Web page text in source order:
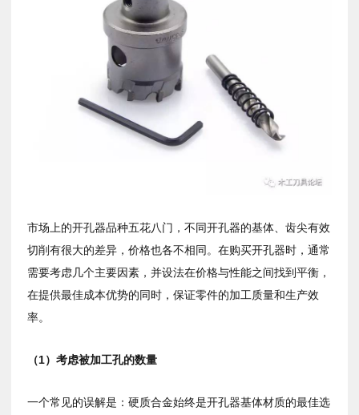
市场上的开孔器品种五花八门，不同开孔器的基体、齿尖有效
切削有很大的差异，价格也各不相同。在购买开孔器时，通常
需要考虑几个主要因素，并设法在价格与性能之间找到平衡，
在提供最佳成本优势的同时，保证零件的加工质量和生产效
率。
（1）考虑被加工孔的数量
一个常见的误解是：硬质合金始终是开孔器基体材质的最佳选